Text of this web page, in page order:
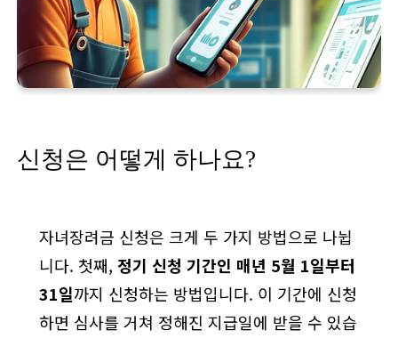
신청은 어떻게 하나요?
자녀장려금 신청은 크게 두 가지 방법으로 나뉩
니다. 첫째, 정기 신청 기간인 매년 5월 1일부터
31일까지 신청하는 방법입니다. 이 기간에 신청
하면 심사를 거쳐 정해진 지급일에 받을 수 있습